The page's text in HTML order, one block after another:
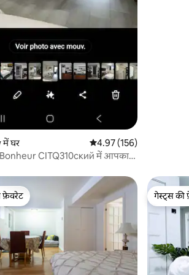
घर औसत रेटिंग 5 में से 4.97, 156
4.97 (156)
CITQ310ский में आपका
फ़ेवरेट
फ़ेवरेट
गेस्ट्स की
गेस्ट्स की